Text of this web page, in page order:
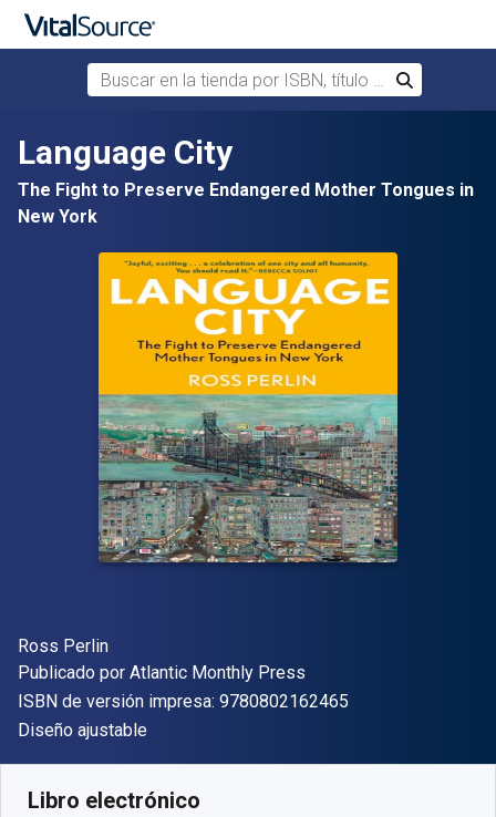
Saltar al contenido principal
Buscar en la tienda por ISBN, título o autor
Buscar
Language City
The Fight to Preserve Endangered Mother Tongues in
New York
Autor(es)
Ross Perlin
Editor
Publicado por Atlantic Monthly Press
ISBN de versión impresa: 9780802162465
Formato
Diseño ajustable
Libro electrónico